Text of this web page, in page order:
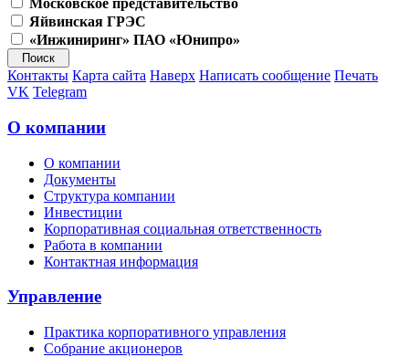
Московское представительство
Яйвинская ГРЭС
«Инжиниринг» ПАО «Юнипро»
Контакты Карта сайта Наверх Написать сообщение Печать
VK Telegram
О компании
О компании
Документы
Структура компании
Инвестиции
Корпоративная социальная ответственность
Работа в компании
Контактная информация
Управление
Практика корпоративного управления
Собрание акционеров